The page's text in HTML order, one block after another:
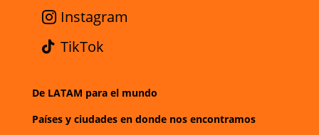
Instagram
TikTok
De LATAM para el mundo
Países y ciudades en donde nos encontramos